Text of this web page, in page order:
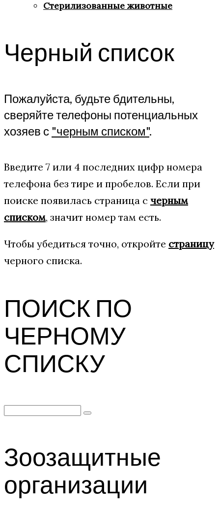
Стерилизованные животные
Черный список
Пожалуйста, будьте бдительны,
сверяйте телефоны потенциальных
хозяев с "черным списком".
Введите 7 или 4 последних цифр номера
телефона без тире и пробелов. Если при
поиске появилась страница с черным
списком, значит номер там есть.
Чтобы убедиться точно, откройте страницу
черного списка.
ПОИСК ПО
ЧЕРНОМУ
СПИСКУ
Search
Зоозащитные
организации